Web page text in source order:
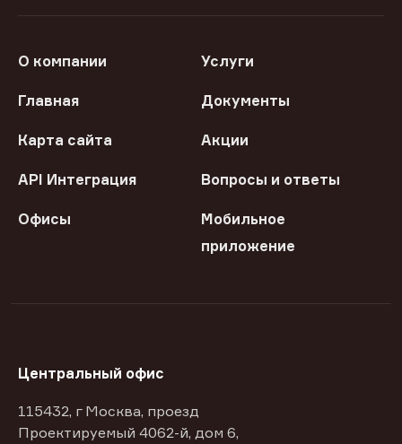
О компании Услуги
Главная Документы
Карта сайта Акции
API Интеграция Вопросы и ответы
Офисы
Мобильное
приложение
Центральный офис
115432, г Москва, проезд
Проектируемый 4062-й, дом 6,